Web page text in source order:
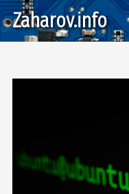
Zaharov.info